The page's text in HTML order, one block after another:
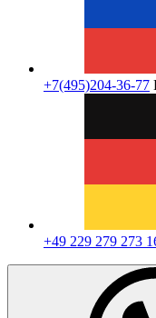
+7(495)204-36-77
+49 229 279 273